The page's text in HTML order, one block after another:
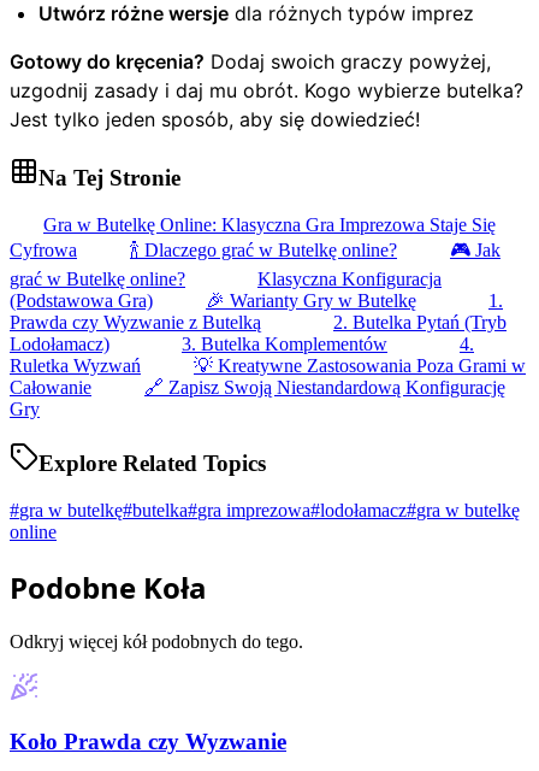
Utwórz różne wersje dla różnych typów imprez
Gotowy do kręcenia? Dodaj swoich graczy powyżej,
uzgodnij zasady i daj mu obrót. Kogo wybierze butelka?
Jest tylko jeden sposób, aby się dowiedzieć!
Na Tej Stronie
Gra w Butelkę Online: Klasyczna Gra Imprezowa Staje Się
Cyfrowa
🍾 Dlaczego grać w Butelkę online?
🎮 Jak
grać w Butelkę online?
Klasyczna Konfiguracja
(Podstawowa Gra)
🎉 Warianty Gry w Butelkę
1.
Prawda czy Wyzwanie z Butelką
2. Butelka Pytań (Tryb
Lodołamacz)
3. Butelka Komplementów
4.
Ruletka Wyzwań
💡 Kreatywne Zastosowania Poza Grami w
Całowanie
🔗 Zapisz Swoją Niestandardową Konfigurację
Gry
Explore Related Topics
#gra w butelkę#butelka#gra imprezowa#lodołamacz#gra w butelkę
online
Podobne Koła
Odkryj więcej kół podobnych do tego.
Koło Prawda czy Wyzwanie